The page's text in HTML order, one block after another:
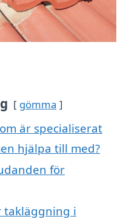
gömma
är specialiserat
hjälpa till med?
för
takläggning i